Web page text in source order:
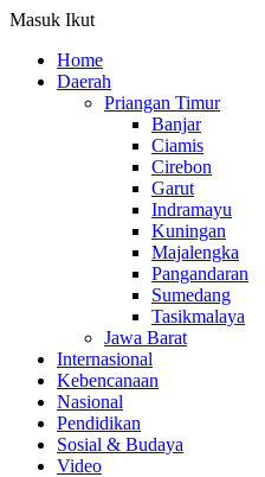
Masuk Ikut
Home
Daerah
Priangan Timur
Banjar
Ciamis
Cirebon
Garut
Indramayu
Kuningan
Majalengka
Pangandaran
Sumedang
Tasikmalaya
Jawa Barat
Internasional
Kebencanaan
Nasional
Pendidikan
Sosial & Budaya
Video